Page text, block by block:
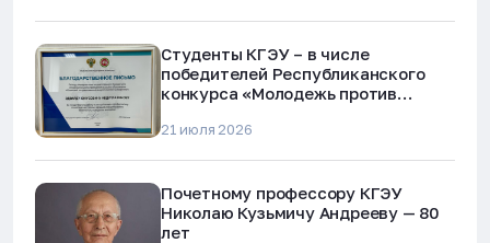
Студенты КГЭУ – в числе
победителей Республиканского
конкурса «Молодежь против
мошенничества»
21 июля 2026
Почетному профессору КГЭУ
Николаю Кузьмичу Андрееву — 80
лет